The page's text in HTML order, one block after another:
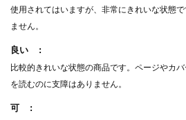
使用されてはいますが、非常にきれいな状態
ません。
良い
比較的きれいな状態の商品です。ページやカ
を読むのに支障はありません。
可